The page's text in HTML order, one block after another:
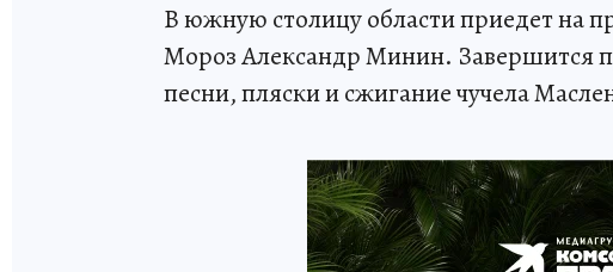
В южную столицу области приедет на
Мороз Александр Минин. Завершится
песни, пляски и сжигание чучела